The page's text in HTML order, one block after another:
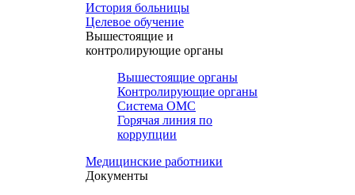
История больницы
Целевое обучение
Вышестоящие и
контролирующие органы
Вышестоящие органы
Контролирующие органы
Система ОМС
Горячая линия по
коррупции
Медицинские работники
Документы